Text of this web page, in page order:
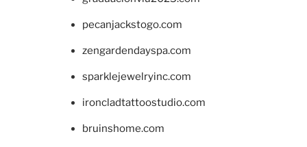
pecanjackstogo.com
zengardendayspa.com
sparklejewelryinc.com
ironcladtattoostudio.com
bruinshome.com